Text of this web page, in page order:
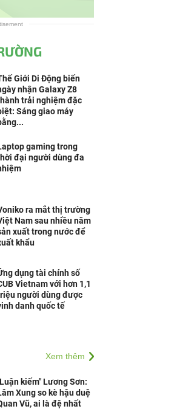
Giới Di Động biến
nhận Galaxy Z8
trải nghiệm đặc
Sáng giao máy
gaming trong
đại người dùng đa
ra mắt thị trường
Nam sau nhiều năm
xuất trong nước để
khẩu
dụng tài chính số
Vietnam với hơn 1,1
người dùng được
danh quốc tế
Xem thêm
kiếm" Lương Sơn:
Xung so kè hậu duệ
Vũ, ai là đệ nhất